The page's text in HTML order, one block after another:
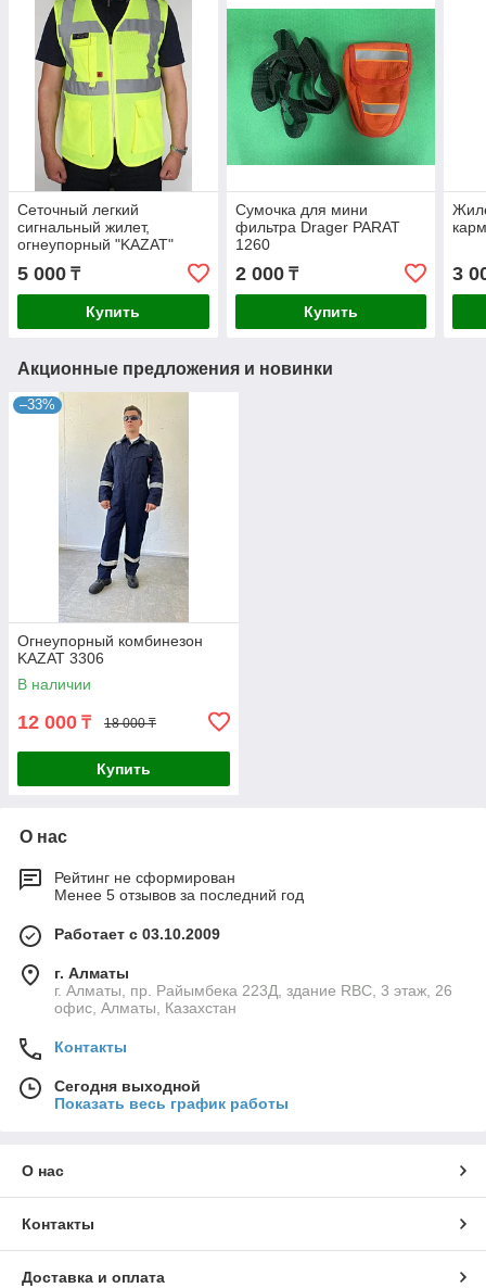
Сеточный легкий
сигнальный жилет,
огнеупорный "KAZAT"
5 000 ₸
Купить
Сумочка для мини
фильтра Drager PARAT
1260
2 000₸
Купить
3
Акционные предложения и новинки
–33%
Огнеупорный комбинезон
KAZAT 3306
В наличии
12 000 ₸ 18 000 ₸
Купить
О нас
Рейтинг не сформирован
Менее 5 отзывов за последний год
Работает с 03.10.2009
г. Алматы
г. Алматы, пр. Райымбека 223Д, здание RBC, 3 этаж, 26
офис, Алматы, Казахстан
Контакты
Сегодня выходной
Показать весь график работы
О нас
Контакты
Доставка и оплата